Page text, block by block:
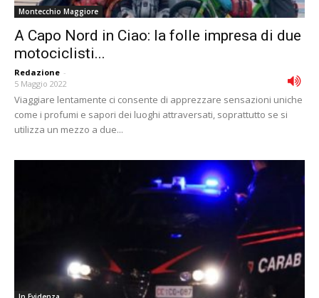
Montecchio Maggiore
A Capo Nord in Ciao: la folle impresa di due
motociclisti...
Redazione -
5 Maggio 2022
Viaggiare lentamente ci consente di apprezzare sensazioni uniche
come i profumi e sapori dei luoghi attraversati, soprattutto se si
utilizza un mezzo a due...